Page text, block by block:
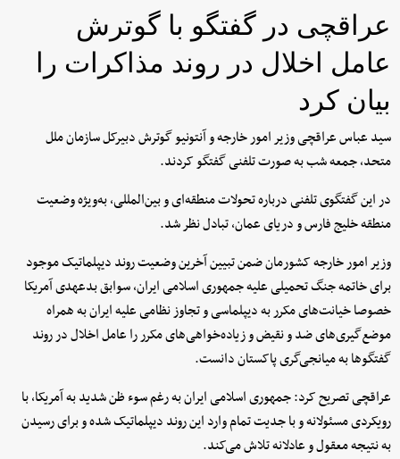
عراقچی در گفتگو با گوترش
عامل اخلال در روند مذاکرات را
بیان کرد
سید عباس عراقچی وزیر امور خارجه و آنتونیو گوترش دبیرکل سازمان ملل
متحد، جمعه شب به صورت تلفنی گفتگو کردند.
در این گفتگوی تلفنی درباره تحولات منطقه‌ای و بین‌المللی، به‌ویژه وضعیت
منطقه خلیج فارس و دریای عمان، تبادل نظر شد.
وزیر امور خارجه کشورمان ضمن تبیین آخرین وضعیت روند دیپلماتیک موجود
برای خاتمه جنگ تحمیلی علیه جمهوری اسلامی ایران، سوابق بدعهدی آمریکا
خصوصا خیانت‌های مکرر به دیپلماسی و تجاوز نظامی علیه ایران به همراه
موضع‌گیری‌های ضد و نقیض و زیاده‌خواهی‌های مکرر را عامل اخلال در روند
گفتگوها به میانجی‌گری پاکستان دانست.
عراقچی تصریح کرد: جمهوری اسلامی ایران به رغم سوء ظن شدید به آمریکا، با
رویکردی مسئولانه و با جدیت تمام وارد این روند دیپلماتیک شده و برای رسیدن
به نتیجه معقول و عادلانه تلاش می‌کند.